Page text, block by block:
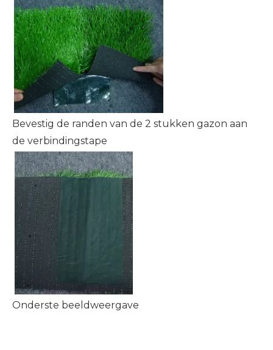
Bevestig de randen van de 2 stukken gazon aan
de verbindingstape
Onderste beeldweergave